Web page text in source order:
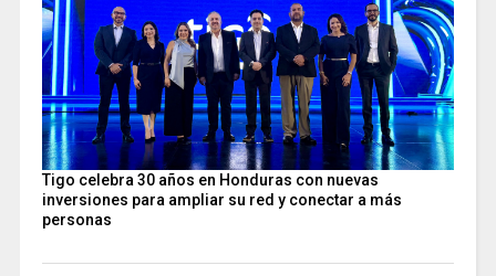
Tigo celebra 30 años en Honduras con nuevas
inversiones para ampliar su red y conectar a más
personas